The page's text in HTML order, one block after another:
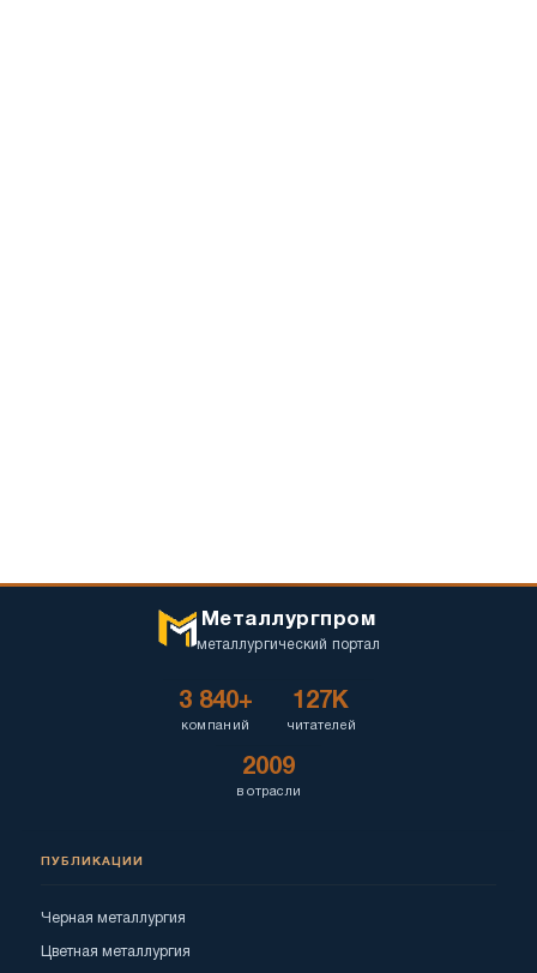
Металлургпром
металлургический портал
3 840+
компаний
127K
читателей
2009
в отрасли
ПУБЛИКАЦИИ
Черная металлургия
Цветная металлургия